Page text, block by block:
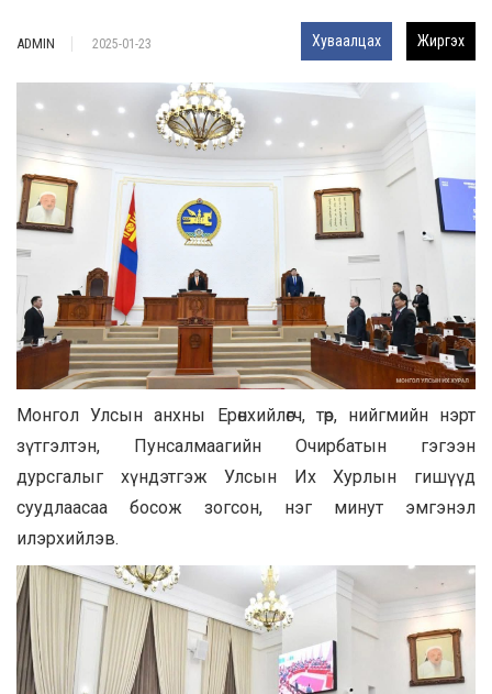
ADMIN 2025-01-23 Хуваалцах Жиргэх
Монгол Улсын анхны Ерөнхийлөгч, төр, нийгмийн нэрт
зүтгэлтэн, Пунсалмаагийн Очирбатын гэгээн
дурсгалыг хүндэтгэж Улсын Их Хурлын гишүүд
суудлаасаа босож зогсон, нэг минут эмгэнэл
илэрхийлэв.